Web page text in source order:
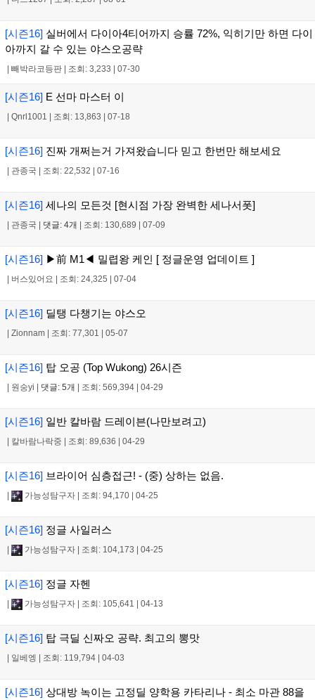
[시즌16] 실버에서 다이아4티어까지 승률 72%, 익히기만 하면 다이
아까지 갈 수 있는 야스오공략
빼박라코등판 조회: 3,233 07-30
[시즌16] E 선마 마스터 이
Qnrl1001 조회: 13,863 07-18
[시즌16] 진짜 개쩌는거 가져왔습니다 믿고 한번만 해보세요
관종국 조회: 22,532 07-16
[시즌16] 세나의 모든것 [현시점 가장 완벽한 세나서폿]
관종국 댓글: 4개 조회: 130,689 07-09
[시즌16] ▶前 M1◀ 밀렵왕 케인 [ 정글운영 업데이트 ]
버스있어요 조회: 24,325 07-04
[시즌16] 딜탱 다챙기는 야스오
Zionnam 조회: 77,301 05-07
[시즌16] 탑 오공 (Top Wukong) 26시즌
원숭yi 댓글: 5개 조회: 569,394 04-29
[시즌16] 일반 칼바람 드레이븐(나만보려고)
칼바람나락중 조회: 89,636 04-29
[시즌16] 브라이어 심층접근! - (중) 상하는 없음.
가능성탐구자 조회: 94,170 04-25
[시즌16] 정글 사일러스
가능성탐구자 조회: 104,173 04-25
[시즌16] 정글 자헨
가능성탐구자 조회: 105,641 04-13
[시즌16] 탑 극딜 신짜오 공략. 최고의 뽕맛
일베엥 조회: 119,794 04-03
[시즌16] 상대방 녹이는 고정딜 양학용 카타리나 - 최소 마관 88을